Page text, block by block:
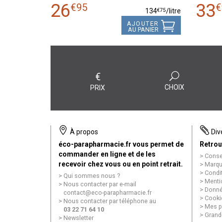
26€95 134€75/litre
AJOUTER
AU PANIER
33€
€
PRIX CHOIX
À propos
éco-parapharmacie.fr vous permet de
commander en ligne et de les
recevoir chez vous ou en point retrait.
Qui sommes nous ?
Nous contacter par e-mail
contact@eco-parapharmacie.fr
Nous contacter par téléphone au
03 22 71 64 10
Newsletter
Mes